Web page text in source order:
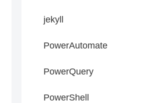
jekyll
PowerAutomate
PowerQuery
PowerShell